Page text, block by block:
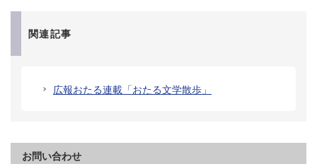
関連記事
広報おたる連載「おたる文学散歩」
お問い合わせ